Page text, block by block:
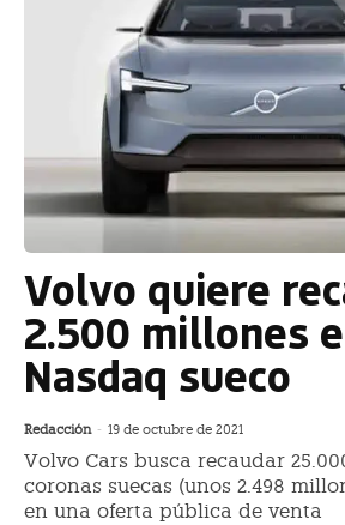
Volvo quiere
2.500 millones
Nasdaq sueco
Redacción - 19 de octubre de 2021
Volvo Cars busca recaudar
coronas suecas (unos 2.498
en una oferta pública de venta